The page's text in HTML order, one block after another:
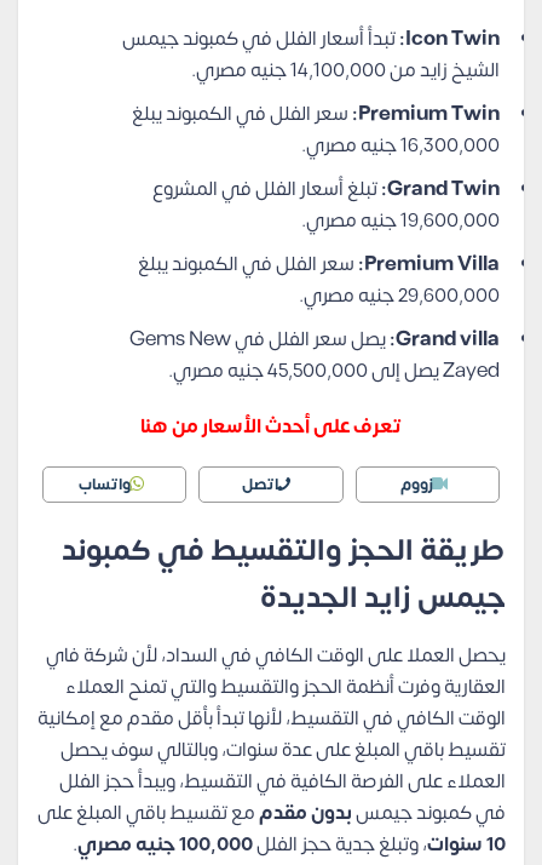
Icon Twin: تبدأ أسعار الفلل في كمبوند جيمس
الشيخ زايد من 14,100,000 جنيه مصري.
Premium Twin: سعر الفلل في الكمبوند يبلغ
16,300,000 جنيه مصري.
Grand Twin: تبلغ أسعار الفلل في المشروع
19,600,000 جنيه مصري.
Premium Villa: سعر الفلل في الكمبوند يبلغ
29,600,000 جنيه مصري.
Grand villa:
يصل سعر الفلل في Gems New
Zayed يصل إلى 45,500,000 جنيه مصري.
تعرف على أحدث الأسعار من هنا
زووم اتصل واتساب
طريقة الحجز والتقسيط في كمبوند
جيمس زايد الجديدة
يحصل العملا على الوقت الكافي في السداد، لأن شركة فاي
العقارية وفرت أنظمة الحجز والتقسيط والتي تمنح العملاء
الوقت الكافي في التقسيط، لأنها تبدأ بأقل مقدم مع إمكانية
تقسيط باقي المبلغ على عدة سنوات، وبالتالي سوف يحصل
العملاء على الفرصة الكافية في التقسيط، ويبدأ حجز الفلل
في كمبوند جيمسبدون مقدممع تقسيط باقي المبلغ على
10 سنوات
، وتبلغ جدية حجز الفلل100,000 جنيه مصري
.